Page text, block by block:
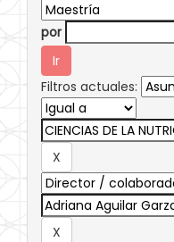
por
Filtros actuales: